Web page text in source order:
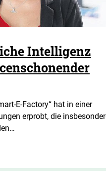
Intelligenz
E-Factory“ hat in einer
erprobt, die